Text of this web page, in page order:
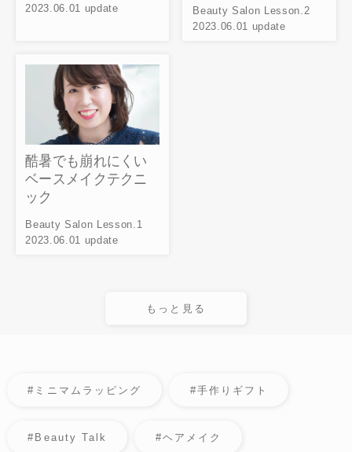
2023.06.01 update
Beauty Salon Lesson.2
2023.06.01 update
酷暑でも崩れにくい
ベースメイクテクニ
ック
Beauty Salon Lesson.1
2023.06.01 update
もっと見る
#ミニマムラッピング #手作りギフト
#Beauty Talk #ヘアメイク